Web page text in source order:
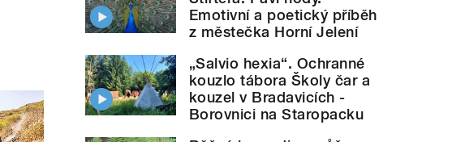
Emotivní a poetický příběh
z městečka Horní Jelení
„Salvio hexia“. Ochranné
kouzlo tábora Školy čar a
kouzel v Bradavicích -
Borovnici na Staropacku